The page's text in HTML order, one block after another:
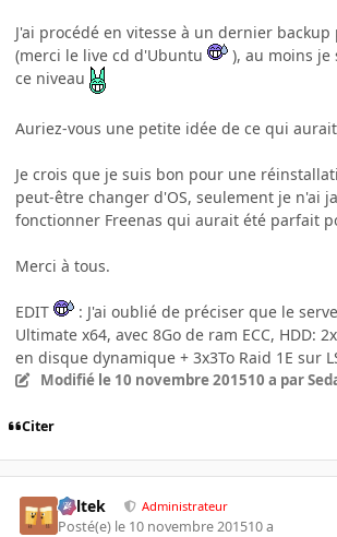
J'ai procédé en vitesse à un dernier
(merci le live cd d'Ubuntu
), au moins
ce niveau
Auriez-vous une petite idée de ce qui
Je crois que je suis bon pour une
peut-être changer d'OS, seulement je n'ai
fonctionner Freenas qui aurait été parfait
Merci à tous.
EDIT
: J'ai oublié de préciser que le
Ultimate x64, avec 8Go de ram ECC, HDD:
en disque dynamique + 3x3To Raid 1E sur
Modifié le 10 novembre 201510 a par
Citer
Soltek Administrateur
Posté(e) le 10 novembre 201510 a